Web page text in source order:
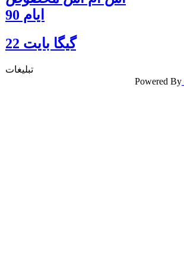
ایام 90
گيگا بايت 22
تبلیغات
Powered By